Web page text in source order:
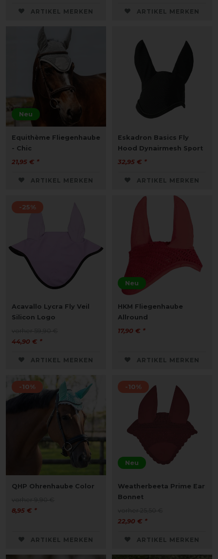
ARTIKEL MERKEN ARTIKEL MERKEN
Neu
Equithème Fliegenhaube
- Chic
21,95 € *
ARTIKEL MERKEN
Eskadron Basics Fly
Hood Dynairmesh Sport
32,95 € *
ARTIKEL MERKEN
-25%
Acavallo Lycra Fly Veil
Silicon Logo
44,90 € *
ARTIKEL MERKEN
Neu
HKM Fliegenhaube
Allround
17,90 € *
ARTIKEL MERKEN
-10%
QHP Ohrenhaube Color
8,95 € *
ARTIKEL MERKEN
Neu
-10%
Weatherbeeta Prime Ear
Bonnet
22,90 € *
ARTIKEL MERKEN